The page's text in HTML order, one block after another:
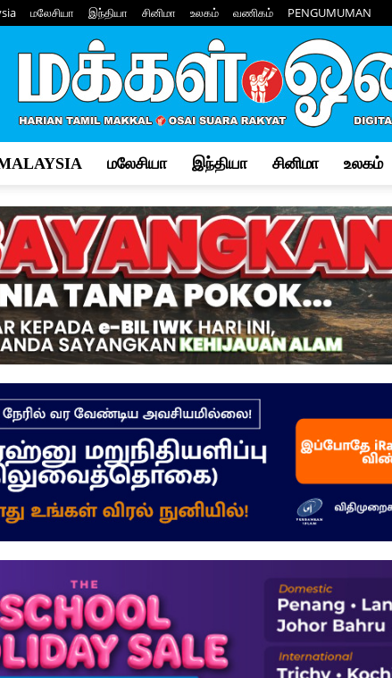
மலேசியா இந்தியா சினிமா உலகம் வணிகம் PENGUMUMAN
Osai
–
மக்கள்
மலேசியா இந்தியா சினிமா உலகம்